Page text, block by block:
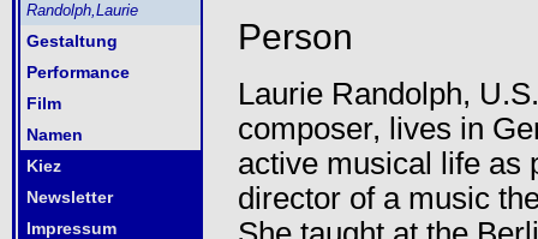
Randolph,Laurie
Gestaltung
Performance
Film
Namen
Kiez
Newsletter
Impressum